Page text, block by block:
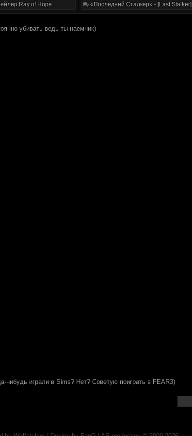
Ray of Hope
«Последний Сталкер» - [Last Stalker]
убивать ведь ты наемник)
нибудь играли в Sims? Нет? Советую поиграть в FEAR3)